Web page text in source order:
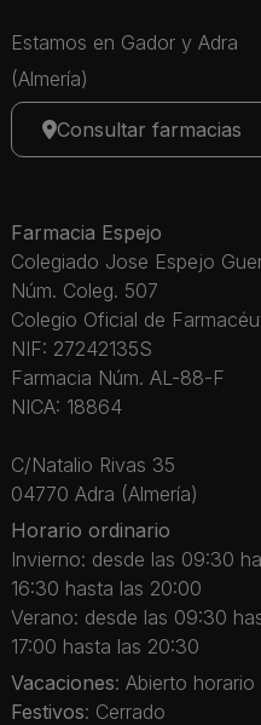
Estamos en Gador y Adra
(Almería)
Consultar farmacias
Farmacia Espejo
Colegiado Jose Espejo
Núm. Coleg. 507
Colegio Oficial de
NIF: 27242135S
Farmacia Núm. AL-88-F
NICA: 18864
C/Natalio Rivas 35
04770 Adra (Almería)
Horario ordinario
Invierno: desde las 09:30
16:30 hasta las 20:00
Verano: desde las 09:30
17:00 hasta las 20:30
Vacaciones: Abierto horario
Festivos: Cerrado